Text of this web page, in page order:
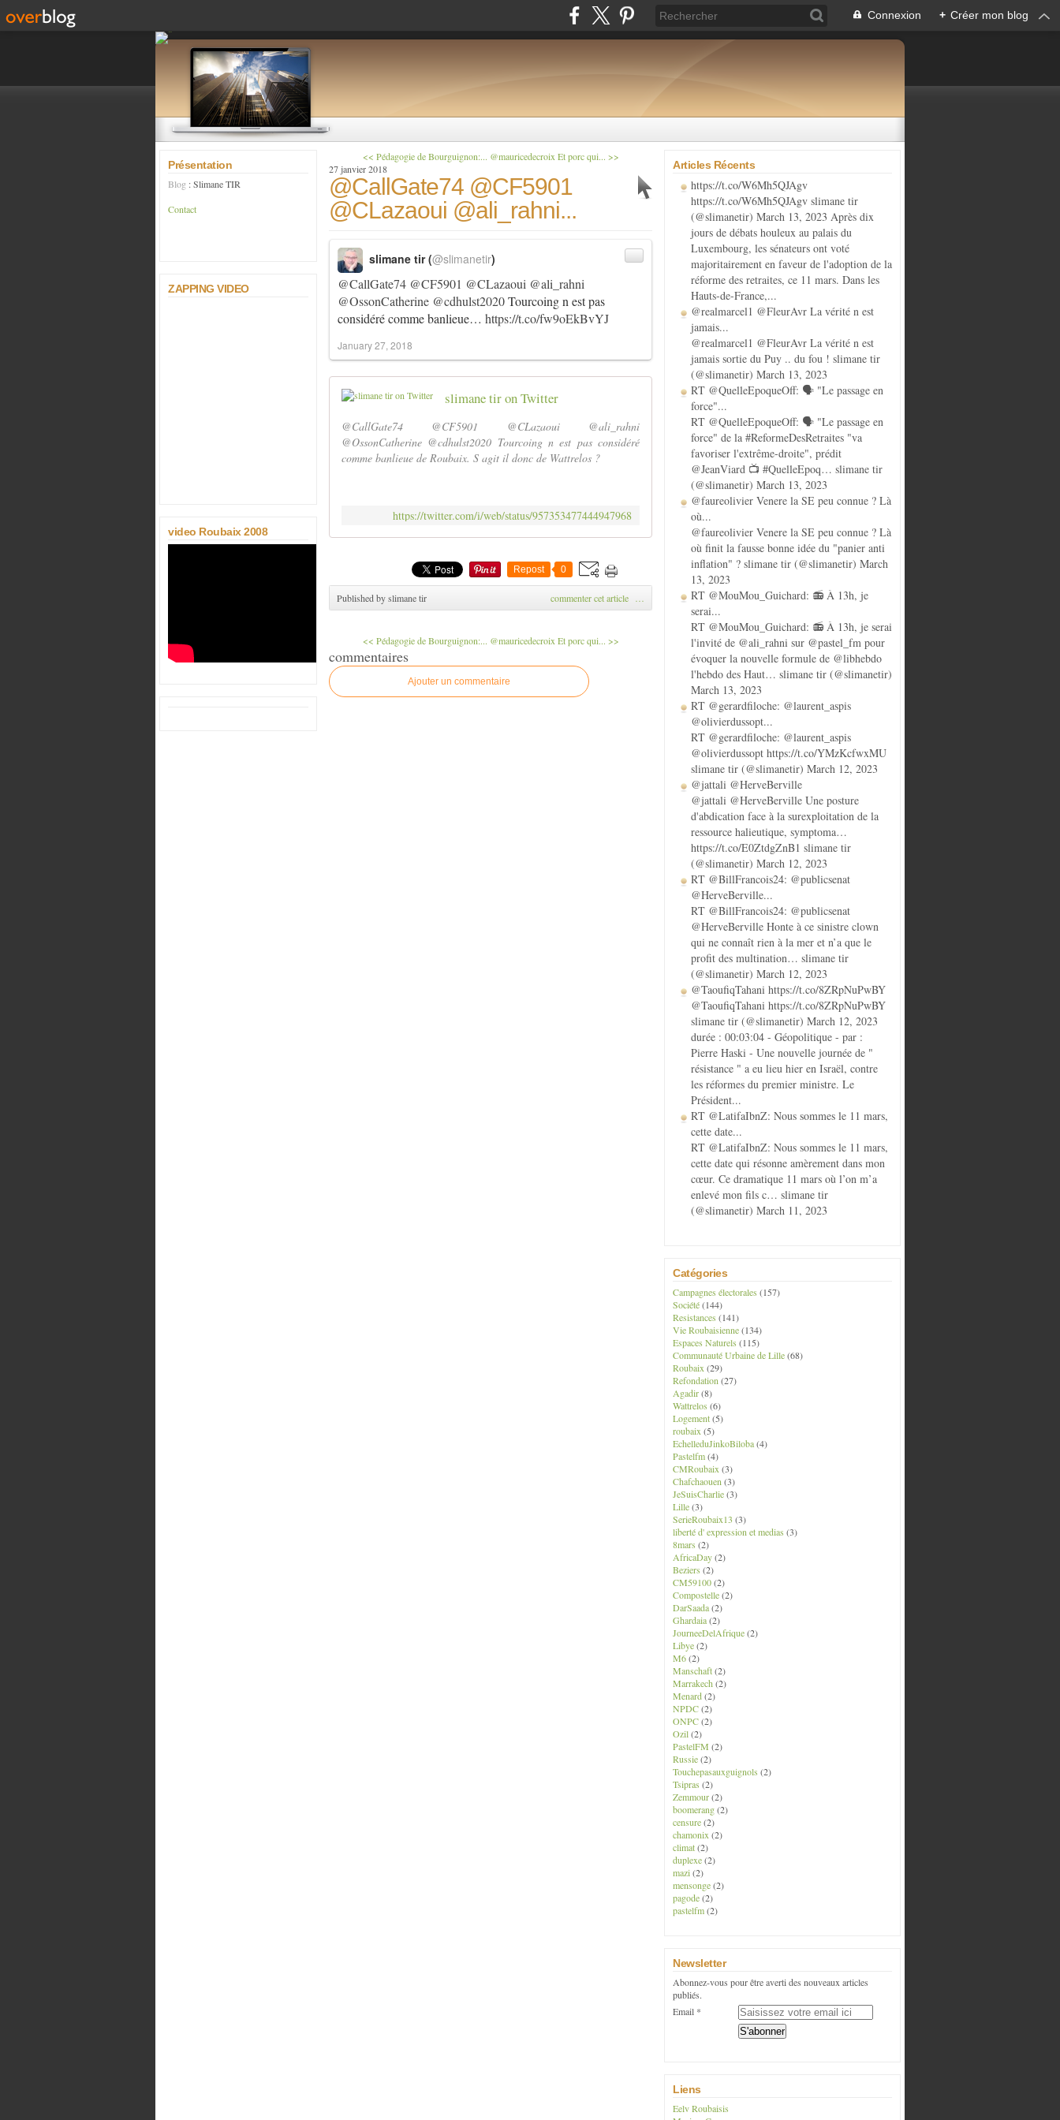
Connexion + Créer mon blog
Présentation
Blog : Slimane TIR
Contact
ZAPPING VIDEO
video Roubaix 2008
<< Pédagogie de Bourguignon:... @mauricedecroix Et porc qui... >>
27 janvier 2018
@CallGate74 @CF5901
@CLazaoui @ali_rahni...
@CallGate74 @CF5901 @CLazaoui @ali_rahni
@OssonCatherine @cdhulst2020Tourcoing n est pas
considéré comme banlieue… https://t.co/fw9oEkBvYJ
slimane tir (@slimanetir)
January 27, 2018
slimane tir on Twitter
@CallGate74 @CF5901 @CLazaoui @ali_rahni
@OssonCatherine @cdhulst2020 Tourcoing n est pas considéré
comme banlieue de Roubaix. S agit il donc de Wattrelos ?
https://twitter.com/i/web/status/957353477444947968
Repost 0
Published by slimane tir commenter cet article …
<< Pédagogie de Bourguignon:... @mauricedecroix Et porc qui... >>
commentaires
Ajouter un commentaire
Articles Récents
https://t.co/W6Mh5QJAgv
https://t.co/W6Mh5QJAgv slimane tir
(@slimanetir) March 13, 2023 Après dix
jours de débats houleux au palais du
Luxembourg, les sénateurs ont voté
majoritairement en faveur de l'adoption de la
réforme des retraites, ce 11 mars. Dans les
Hauts-de-France,...
@realmarcel1 @FleurAvr La vérité n est
jamais...
@realmarcel1 @FleurAvr La vérité n est
jamais sortie du Puy .. du fou ! slimane tir
(@slimanetir) March 13, 2023
RT @QuelleEpoqueOff: 🗣️ "Le passage en
force"...
RT @QuelleEpoqueOff: 🗣️ "Le passage en
force" de la #ReformeDesRetraites "va
favoriser l'extrême-droite", prédit
@JeanViard 📺 #QuelleEpoq… slimane tir
(@slimanetir) March 13, 2023
@faureolivier Venere la SE peu connue ? Là
où...
@faureolivier Venere la SE peu connue ? Là
où finit la fausse bonne idée du "panier anti
inflation" ? slimane tir (@slimanetir) March
13, 2023
RT @MouMou_Guichard: 📻 À 13h, je
serai...
RT @MouMou_Guichard: 📻 À 13h, je serai
l'invité de @ali_rahni sur @pastel_fm pour
évoquer la nouvelle formule de @libhebdo
l'hebdo des Haut… slimane tir (@slimanetir)
March 13, 2023
RT @gerardfiloche: @laurent_aspis
@olivierdussopt...
RT @gerardfiloche: @laurent_aspis
@olivierdussopt https://t.co/YMzKcfwxMU
slimane tir (@slimanetir) March 12, 2023
@jattali @HerveBerville
@jattali @HerveBerville Une posture
d'abdication face à la surexploitation de la
ressource halieutique, symptoma…
https://t.co/E0ZtdgZnB1 slimane tir
(@slimanetir) March 12, 2023
RT @BillFrancois24: @publicsenat
@HerveBerville...
RT @BillFrancois24: @publicsenat
@HerveBerville Honte à ce sinistre clown
qui ne connaît rien à la mer et n’a que le
profit des multination… slimane tir
(@slimanetir) March 12, 2023
@TaoufiqTahani https://t.co/8ZRpNuPwBY
@TaoufiqTahani https://t.co/8ZRpNuPwBY
slimane tir (@slimanetir) March 12, 2023
durée : 00:03:04 - Géopolitique - par :
Pierre Haski - Une nouvelle journée de "
résistance " a eu lieu hier en Israël, contre
les réformes du premier ministre. Le
Président...
RT @LatifaIbnZ: Nous sommes le 11 mars,
cette date...
RT @LatifaIbnZ: Nous sommes le 11 mars,
cette date qui résonne amèrement dans mon
cœur. Ce dramatique 11 mars où l’on m’a
enlevé mon fils c… slimane tir
(@slimanetir) March 11, 2023
Catégories
Campagnes électorales (157)
Société(144)
Resistances (141)
Vie Roubaisienne(134)
Espaces Naturels (115)
Communauté Urbaine de Lille(68)
Roubaix (29)
Refondation (27)
Agadir(8)
Wattrelos (6)
Logement(5)
roubaix (5)
EchelleduJinkoBiloba(4)
Pastelfm(4)
CMRoubaix (3)
Chafchaouen (3)
JeSuisCharlie(3)
Lille(3)
SerieRoubaix13 (3)
liberté d' expression et medias (3)
8mars (2)
AfricaDay(2)
Beziers (2)
CM59100(2)
Compostelle(2)
DarSaada(2)
Ghardaia(2)
JourneeDelAfrique(2)
Libye(2)
M6(2)
Manschaft(2)
Marrakech (2)
Menard(2)
NPDC(2)
ONPC(2)
Ozil(2)
PastelFM (2)
Russie(2)
Touchepasauxguignols (2)
Tsipras (2)
Zemmour(2)
boomerang(2)
censure(2)
chamonix (2)
climat(2)
duplexe(2)
mazi(2)
mensonge(2)
pagode(2)
pastelfm(2)
Newsletter
Abonnez-vous pour être averti des nouveaux articles
publiés.
Email
Liens
Eelv Roubaisis